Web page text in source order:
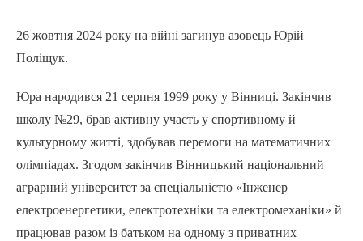
26 жовтня 2024 року на війні загинув азовець Юрій
Поліщук.
Юра народився 21 серпня 1999 року у Вінниці. Закінчив
школу №29, брав активну участь у спортивному й
культурному житті, здобував перемоги на математичних
олімпіадах. Згодом закінчив Вінницький національний
аграрний університет за спеціальністю «Інженер
електроенергетики, електротехніки та електромеханіки» й
працював разом із батьком на одному з приватних